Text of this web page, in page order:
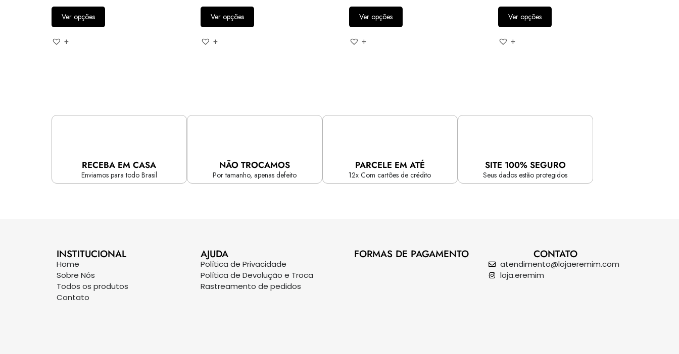
Ver opções
+
Ver opções
+
Ver opções
+
Ver opções
+
RECEBA EM CASA
Enviamos para todo Brasil
NÃO TROCAMOS
Por tamanho, apenas defeito
PARCELE EM ATÉ
12x Com cartões de crédito
SITE 100% SEGURO
Seus dados estão protegidos
INSTITUCIONAL
Home
Sobre Nós
Todos os produtos
Contato
AJUDA
Política de Privacidade
Política de Devolução e Troca
Rastreamento de pedidos
FORMAS DE PAGAMENTO CONTATO
atendimento@lojaeremim.com
loja.eremim